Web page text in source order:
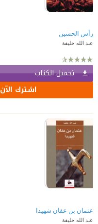
رأس الحسين
عبد الله خليفة
تحميل الكتاب
اشترك الآن
عثمان بن عفان شهيدا
عبد الله خليفة